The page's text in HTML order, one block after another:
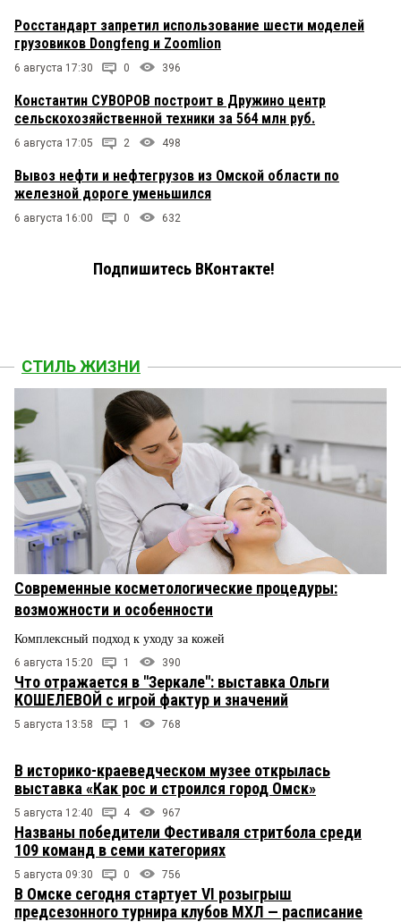
Росстандарт запретил использование шести моделей
грузовиков Dongfeng и Zoomlion
6 августа 17:30 0 396
Константин СУВОРОВ построит в Дружино центр
сельскохозяйственной техники за 564 млн руб.
6 августа 17:05 2 498
Вывоз нефти и нефтегрузов из Омской области по
железной дороге уменьшился
6 августа 16:00 0 632
Подпишитесь ВКонтакте!
СТИЛЬ ЖИЗНИ
Современные косметологические процедуры:
возможности и особенности
Комплексный подход к уходу за кожей
6 августа 15:20 1 390
Что отражается в "Зеркале": выставка Ольги
КОШЕЛЕВОЙ с игрой фактур и значений
5 августа 13:58 1 768
В историко-краеведческом музее открылась
выставка «Как рос и строился город Омск»
5 августа 12:40 4 967
Названы победители Фестиваля стритбола среди
109 команд в семи категориях
5 августа 09:30 0 756
В Омске сегодня стартует VI розыгрыш
предсезонного турнира клубов МХЛ — расписание